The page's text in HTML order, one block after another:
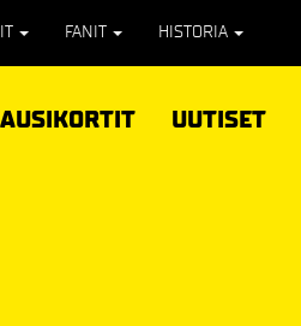
FANIT HISTORIA
UUTISET